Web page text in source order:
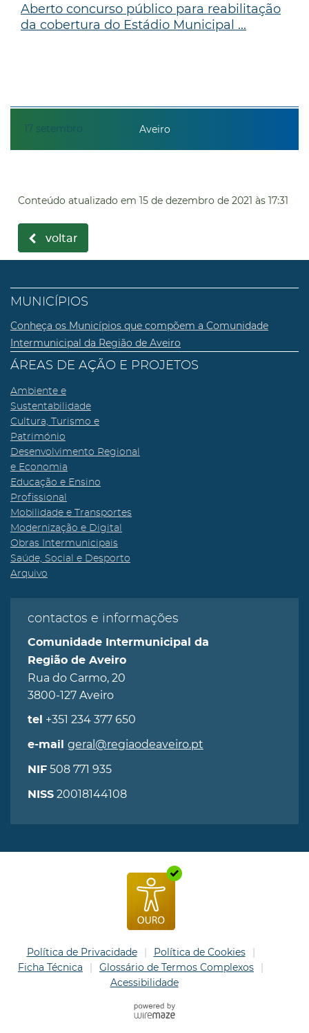
17 setembro
Aberto concurso público para reabilitação
da cobertura do Estádio Municipal ...
Aveiro
Conteúdo atualizado em 15 de dezembro de 2021 às 17:31
voltar
MUNICÍPIOS
Conheça os Municípios que compõem a Comunidade
Intermunicipal da Região de Aveiro
ÁREAS DE AÇÃO E PROJETOS
Ambiente e
Sustentabilidade
Cultura, Turismo e
Património
Desenvolvimento Regional
e Economia
Educação e Ensino
Profissional
Mobilidade e Transportes
Modernização e Digital
Obras Intermunicipais
Saúde, Social e Desporto
Arquivo
contactos e informações
Comunidade Intermunicipal da
Região de Aveiro
Rua do Carmo, 20
3800-127 Aveiro
tel +351 234 377 650
e-mail geral@regiaodeaveiro.pt
NIF 508 771 935
NISS 20018144108
Política de Privacidade
Política de Cookies
Ficha Técnica
Glossário de Termos Complexos
Acessibilidade